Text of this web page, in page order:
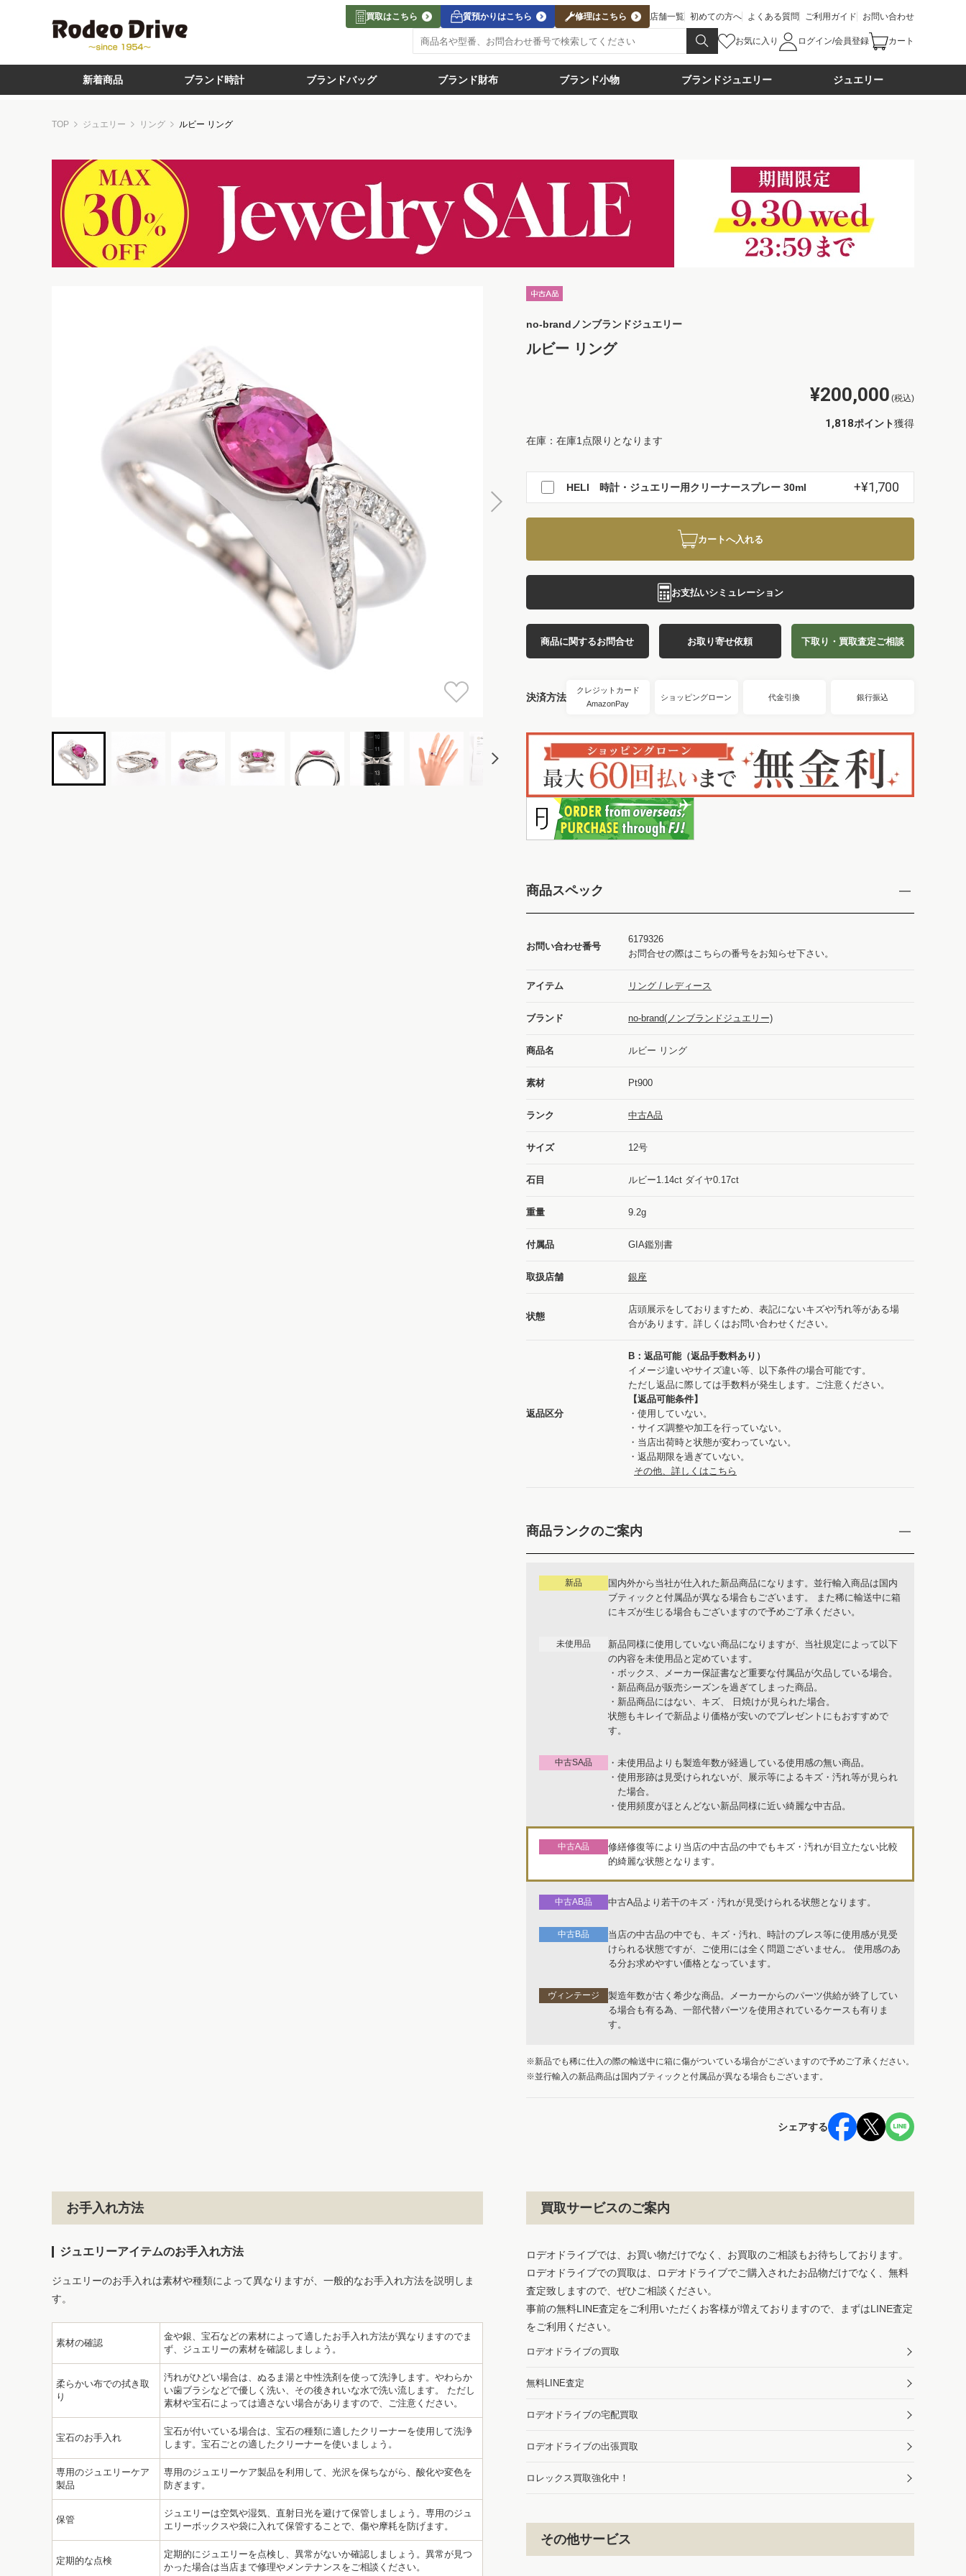
買取はこちら 質預かりはこちら 修理はこちら 店舗一覧 初めての方へ よくある質問 ご利用ガイド お問い合わせ
お気に入り ログイン/会員登録 カート
新着商品 ブランド時計 ブランドバッグ ブランド財布 ブランド小物 ブランドジュエリー ジュエリー
TOP ジュエリー リング ルビー リング
no-brand ノンブランドジュエリー
ルビー リング
¥200,000 (税込)
1,818ポイント獲得
在庫：在庫1点限りとなります
HELI 時計・ジュエリー用クリーナースプレー 30ml +¥1,700
カートへ入れる
お支払いシミュレーション
商品に関するお問合せ お取り寄せ依頼 下取り・買取査定ご相談
決済方法
クレジットカード
AmazonPay
ショッピングローン 代金引換 銀行振込
商品スペック
お問い合わせ番号
6179326
お問合せの際はこちらの番号をお知らせ下さい。
アイテム リング / レディース
ブランド no-brand(ノンブランドジュエリー)
商品名 ルビー リング
素材 Pt900
ランク 中古A品
サイズ 12号
石目 ルビー1.14ct ダイヤ0.17ct
重量 9.2g
付属品 GIA鑑別書
取扱店舗 銀座
状態
店頭展示をしておりますため、表記にないキズや汚れ等がある場
合があります。詳しくはお問い合わせください。
返品区分
B：返品可能（返品手数料あり）
イメージ違いやサイズ違い等、以下条件の場合可能です。
ただし返品に際しては手数料が発生します。ご注意ください。
【返品可能条件】
・使用していない。
・サイズ調整や加工を行っていない。
・当店出荷時と状態が変わっていない。
・返品期限を過ぎていない。
その他、詳しくはこちら
商品ランクのご案内
新品
国内外から当社が仕入れた新品商品になります。並行輸入商品は国内
ブティックと付属品が異なる場合もございます。 また稀に輸送中に箱
にキズが生じる場合もございますので予めご了承ください。
未使用品
新品同様に使用していない商品になりますが、当社規定によって以下
の内容を未使用品と定めています。
・ボックス、メーカー保証書など重要な付属品が欠品している場合。
・新品商品が販売シーズンを過ぎてしまった商品。
・新品商品にはない、キズ、 日焼けが見られた場合。
状態もキレイで新品より価格が安いのでプレゼントにもおすすめで
す。
中古SA品
・未使用品よりも製造年数が経過している使用感の無い商品。
・使用形跡は見受けられないが、展示等によるキズ・汚れ等が見られ
た場合。
・使用頻度がほとんどない新品同様に近い綺麗な中古品。
中古A品
修繕修復等により当店の中古品の中でもキズ・汚れが目立たない比較
的綺麗な状態となります。
中古AB品 中古A品より若干のキズ・汚れが見受けられる状態となります。
中古B品
当店の中古品の中でも、キズ・汚れ、時計のブレス等に使用感が見受
けられる状態ですが、ご使用には全く問題ございません。 使用感のあ
る分お求めやすい価格となっています。
ヴィンテージ
製造年数が古く希少な商品。メーカーからのパーツ供給が終了してい
る場合も有る為、一部代替パーツを使用されているケースも有りま
す。
※新品でも稀に仕入の際の輸送中に箱に傷がついている場合がございますので予めご了承ください。
※並行輸入の新品商品は国内ブティックと付属品が異なる場合もございます。
シェアする
お手入れ方法
ジュエリーアイテムのお手入れ方法
ジュエリーのお手入れは素材や種類によって異なりますが、一般的なお手入れ方法を説明しま
す。
素材の確認
金や銀、宝石などの素材によって適したお手入れ方法が異なりますのでま
ず、ジュエリーの素材を確認しましょう。
柔らかい布での拭き取
り
汚れがひどい場合は、ぬるま湯と中性洗剤を使って洗浄します。やわらか
い歯ブラシなどで優しく洗い、その後きれいな水で洗い流します。 ただし
素材や宝石によっては適さない場合がありますので、ご注意ください。
宝石のお手入れ
宝石が付いている場合は、宝石の種類に適したクリーナーを使用して洗浄
します。宝石ごとの適したクリーナーを使いましょう。
専用のジュエリーケア
製品
専用のジュエリーケア製品を利用して、光沢を保ちながら、酸化や変色を
防ぎます。
保管
ジュエリーは空気や湿気、直射日光を避けて保管しましょう。専用のジュ
エリーボックスや袋に入れて保管することで、傷や摩耗を防げます。
定期的な点検
定期的にジュエリーを点検し、異常がないか確認しましょう。異常が見つ
かった場合は当店まで修理やメンテナンスをご相談ください。
買取サービスのご案内
ロデオドライブでは、お買い物だけでなく、お買取のご相談もお待ちしております。
ロデオドライブでの買取は、ロデオドライブでご購入されたお品物だけでなく、無料
査定致しますので、ぜひご相談ください。
事前の無料LINE査定をご利用いただくお客様が増えておりますので、まずはLINE査定
をご利用ください。
ロデオドライブの買取
無料LINE査定
ロデオドライブの宅配買取
ロデオドライブの出張買取
ロレックス買取強化中！
その他サービス